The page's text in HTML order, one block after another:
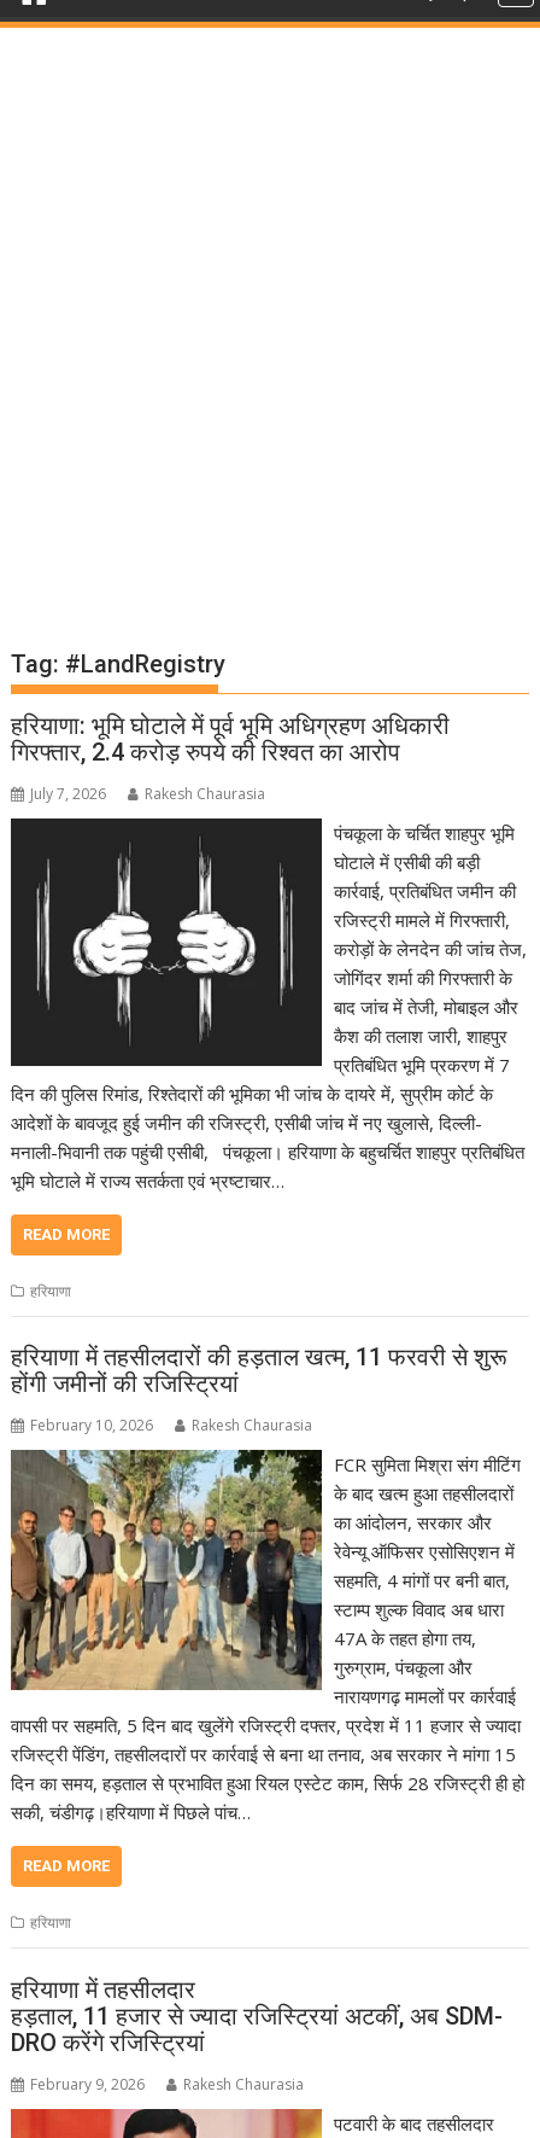
Tag: #LandRegistry
हरियाणा: भूमि घोटाले में पूर्व भूमि अधिग्रहण अधिकारी
गिरफ्तार, 2.4 करोड़ रुपये की रिश्वत का आरोप
July 7, 2026 Rakesh Chaurasia
पंचकूला के चर्चित शाहपुर भूमि
घोटाले में एसीबी की बड़ी
कार्रवाई, प्रतिबंधित जमीन की
रजिस्ट्री मामले में गिरफ्तारी,
करोड़ों के लेनदेन की जांच तेज,
जोगिंदर शर्मा की गिरफ्तारी के
बाद जांच में तेजी, मोबाइल और
कैश की तलाश जारी, शाहपुर
प्रतिबंधित भूमि प्रकरण में 7
दिन की पुलिस रिमांड, रिश्तेदारों की भूमिका भी जांच के दायरे में, सुप्रीम कोर्ट के
आदेशों के बावजूद हुई जमीन की रजिस्ट्री, एसीबी जांच में नए खुलासे, दिल्ली-
मनाली-भिवानी तक पहुंची एसीबी, पंचकूला। हरियाणा के बहुचर्चित शाहपुर प्रतिबंधित
भूमि घोटाले में राज्य सतर्कता एवं भ्रष्टाचार…
READ MORE
हरियाणा
हरियाणा में तहसीलदारों की हड़ताल खत्म, 11 फरवरी से शुरू
होंगी जमीनों की रजिस्ट्रियां
February 10, 2026 Rakesh Chaurasia
FCR सुमिता मिश्रा संग मीटिंग
के बाद खत्म हुआ तहसीलदारों
का आंदोलन, सरकार और
रेवेन्यू ऑफिसर एसोसिएशन में
सहमति, 4 मांगों पर बनी बात,
स्टाम्प शुल्क विवाद अब धारा
47A के तहत होगा तय,
गुरुग्राम, पंचकूला और
नारायणगढ़ मामलों पर कार्रवाई
वापसी पर सहमति, 5 दिन बाद खुलेंगे रजिस्ट्री दफ्तर, प्रदेश में 11 हजार से ज्यादा
रजिस्ट्री पेंडिंग, तहसीलदारों पर कार्रवाई से बना था तनाव, अब सरकार ने मांगा 15
दिन का समय, हड़ताल से प्रभावित हुआ रियल एस्टेट काम, सिर्फ 28 रजिस्ट्री ही हो
सकी, चंडीगढ़।हरियाणा में पिछले पांच…
READ MORE
हरियाणा
हरियाणा में तहसीलदार
हड़ताल, 11 हजार से ज्यादा रजिस्ट्रियां अटकीं, अब SDM-
DRO करेंगे रजिस्ट्रियां
February 9, 2026 Rakesh Chaurasia
पटवारी के बाद तहसीलदार